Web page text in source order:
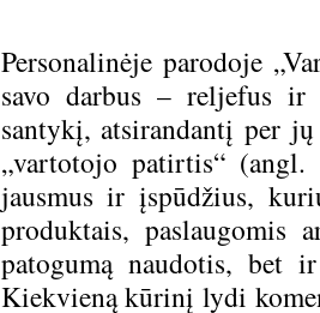
Personalinėje parodoje
savo darbus – reljefus
santykį, atsirandantį per
„vartotojo patirtis“ (angl.
jausmus ir įspūdžius,
produktais,
patogumą naudotis, bet
Kiekvieną kūrinį lydi